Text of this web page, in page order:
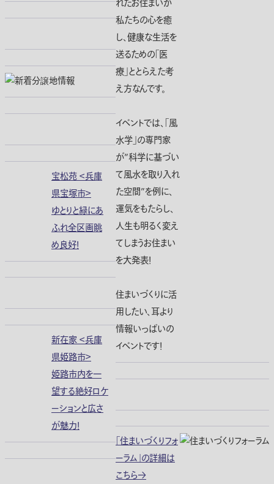
宝松苑 ＜兵庫
県宝塚市＞
ゆとりと緑にあ
ふれ全区画眺
め良好！
新在家 ＜兵庫
県姫路市＞
姫路市内を一
望する絶好ロケ
ーションと広さ
が魅力！
れたお住まいが
私たちの心を癒
し、健康な生活を
送るための「医
療」ととらえた考
え方なんです。
イベントでは、「風
水学」の専門家
が”科学に基づい
て風水を取り入れ
た空間”を例に、
運気をもたらし、
人生も明るく変え
てしまうお住まい
を大発表！
住まいづくりに活
用したい、耳より
情報いっぱいの
イベントです！
「住まいづくりフォ
ーラム」の詳細は
こちら→